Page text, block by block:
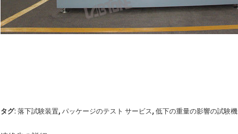
タグ: 落下試験装置, パッケージのテスト サービス, 低下の重量の影響の試験機